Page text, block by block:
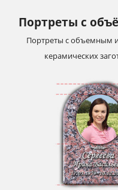
Портреты с
Портреты с объемным
керамических